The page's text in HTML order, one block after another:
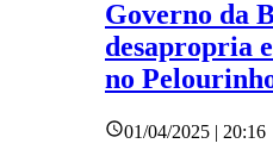
Governo da
desapropria
no
01/04/2025 | 20:16